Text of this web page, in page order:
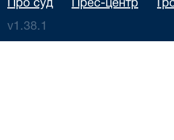
Про суд Прес-центр
v1.38.1